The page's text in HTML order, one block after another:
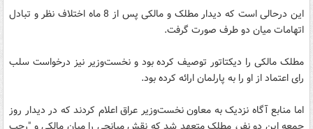
این درحالی است که دیدار مطلک و مالکی پس از 8 ماه اختلاف نظر و تبادل
اتهامات میان دو طرف صورت گرفت.
مطلک مالکی را دیکتاتور توصیف کرده بود و نخست‌وزیر نیز درخواست سلب
رای اعتماد از او را به پارلمان ارائه کرده بود.
اما منابع آگاه نزدیک به معاون نخست‌وزیر عراق اعلام کردند که در دیدار روز